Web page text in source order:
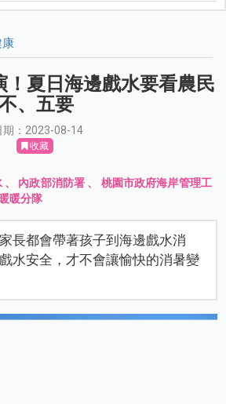
康
！夏日海邊戲水要看農民
、五要
期：2023-08-14
收藏
、 內政部消防署 、 桃園市政府海岸管理工
暖分隊
長都會帶著孩子到海邊戲水消
水安全，才不會讓愉快的消暑變